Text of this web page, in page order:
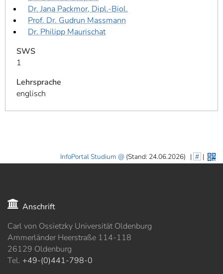
Dr. Jana Packmor, Dipl.-Biol.
Prof. Dr. Gudrun Massmann
Dr. Philipp Maurischat
SWS
1
Lehrsprache
englisch
InfoPortal Studium (Stand: 24.06.2026) | # |
Anschrift
Carl von Ossietzky Universität Oldenburg
Ammerländer Heerstraße 114-118
26129 Oldenburg
Tel. +49-(0)441-798-0